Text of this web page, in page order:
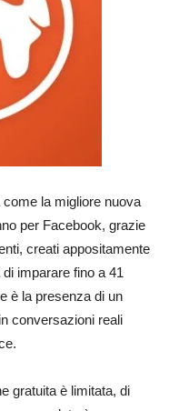
la migliore nuova
per Facebook, grazie
creati appositamente
imparare fino a 41
è la presenza di un
conversazioni reali
gratuita è limitata, di